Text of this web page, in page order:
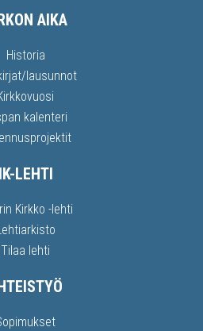
AIKA
Historia
lausunnot
kalenteri
IK-LEHTI
Kirkko -lehti
Tilaa lehti